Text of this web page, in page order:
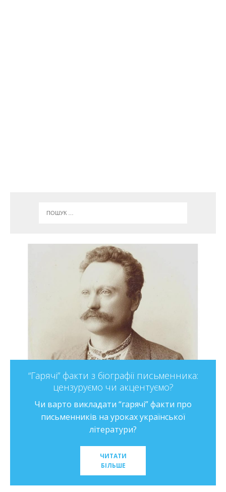
“Гарячі” факти з біографії письменника:
цензуруємо чи акцентуємо?
Чи варто викладати “гарячі” факти про
письменників на уроках української
літератури?
ЧИТАТИ
БІЛЬШЕ